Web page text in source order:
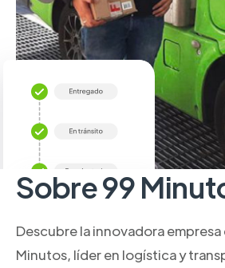
Sobre 99
Descubre la innovadora
Minutos, líder en logística y